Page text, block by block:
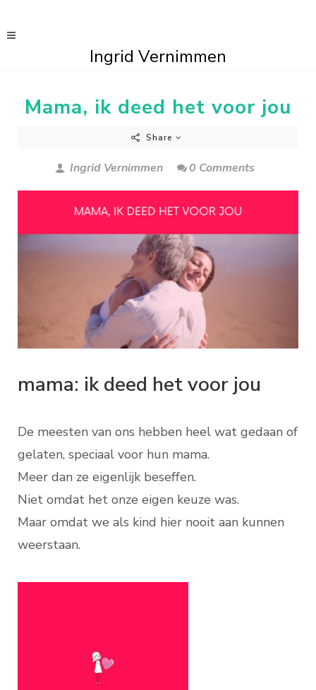
Ingrid Vernimmen
Mama, ik deed het voor jou
Share
Ingrid Vernimmen 0 Comments
mama: ik deed het voor jou
De meesten van ons hebben heel wat gedaan of
gelaten, speciaal voor hun mama.
Meer dan ze eigenlijk beseffen.
Niet omdat het onze eigen keuze was.
Maar omdat we als kind hier nooit aan kunnen
weerstaan.